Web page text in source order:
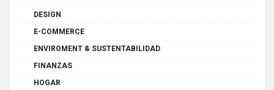
DESIGN
E-COMMERCE
ENVIROMENT & SUSTENTABILIDAD
FINANZAS
HOGAR